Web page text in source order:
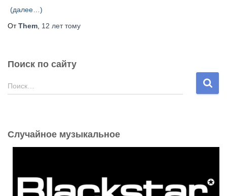
(далее…)
ОтThem 12 леттому
Поиск по сайту
Н
а
:
Поиск…
Случайное музыкальное